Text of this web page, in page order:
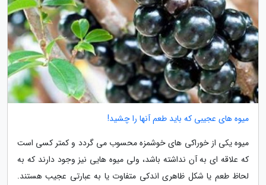
میوه های عجیبی که باید طعم آنها را چشید!
میوه یکی از خوراکی های خوشمزه محسوب می گردد و کمتر کسی است
که علاقه ای به آن نداشته باشد، ولی میوه هایی نیز وجود دارند که به
لحاظ طعم یا شکل ظاهری اندکی متفاوت یا به عبارتی عجیب هستند.